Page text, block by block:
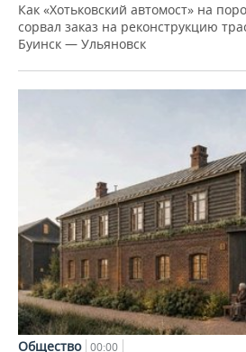
Как «Хотьковский автомост» на
сорвал заказ на реконструкцию
Буинск — Ульяновск
Общество 00:00